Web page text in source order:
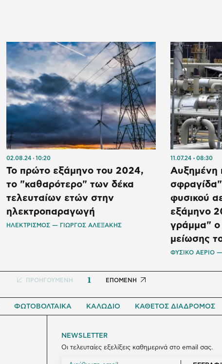
02.08.24 10:20
Το πρώτο εξάμηνο του 2024,
το "καθαρότερο" των δέκα
τελευταίων ετών στην
ηλεκτροπαραγωγή
ΗΛΕΚΤΡΙΣΜΟΣ — ΓΙΩΡΓΟΣ ΑΛΕΞΑΚΗΣ
11.07.24 08:30
Αυξημένη
φυσικού
εξάμηνο
γράμμα" ο
μείωσης
ΦΥΣΙΚΟ ΑΕΡΙΟ
Προηγούμενη
ΠΡΟΗΓΟΥΜΕΝΗ 1
Next
ΕΠΟΜΕΝΗ
ΦΩΤΟΒΟΛΤΑΙΚΑ ΚΑΛΩΔΙΟ ΚΑΘΕΤΟΣ ΔΙΑΔΡΟΜΟΣ
NEWSLETTER
Οι τελευταίες εξελίξεις καθημερινά στο email σας.